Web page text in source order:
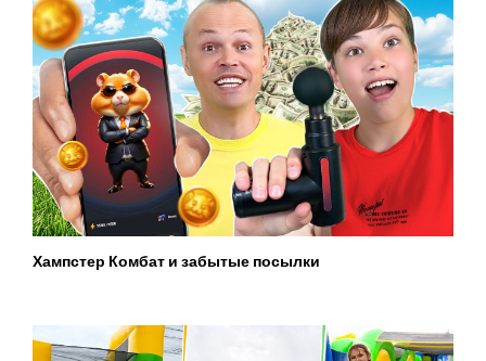
Хампстер Комбат и забытые посылки